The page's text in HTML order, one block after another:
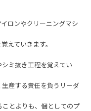
ロンやクリーニングマシ
えていきます。
ミ抜き工程を覚えてい
産する責任を負うリーダ
とよりも、個としてのプ